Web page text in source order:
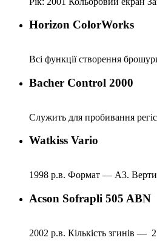
Horizon ColorWorks
Всі функції створення
Bacher Control 2000
Служить для пробивання
Watkiss Vario
1998 р.в. Формат — А3.
Acson Sofrapli 505 ABN
2002 р.в. Кількість згинів —